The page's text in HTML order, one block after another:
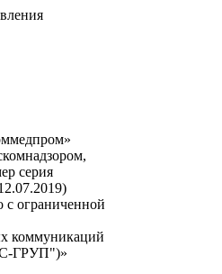
серия
с ограниченной
коммуникаций
ГРУП")»